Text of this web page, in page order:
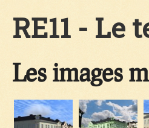
RE11 - Le
Les images